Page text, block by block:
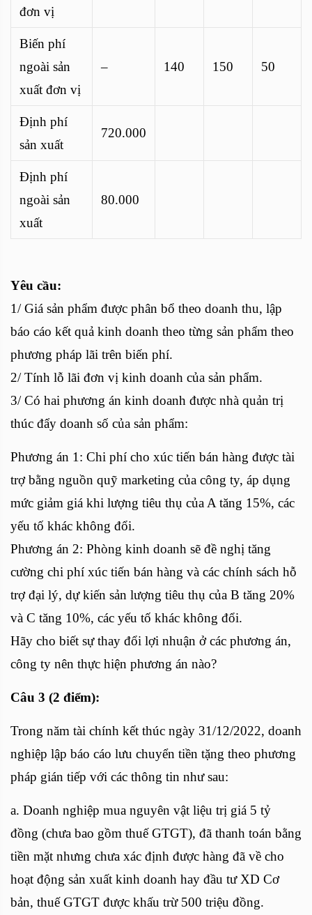
đơn vị
Biến phí
ngoài sản
xuất đơn vị
– 140 150 50
Định phí
sản xuất
720.000
Định phí
ngoài sản
xuất
80.000
Yêu cầu:
1/ Giá sản phẩm được phân bổ theo doanh thu, lập
báo cáo kết quả kinh doanh theo từng sản phẩm theo
phương pháp lãi trên biến phí.
2/ Tính lỗ lãi đơn vị kinh doanh của sản phẩm.
3/ Có hai phương án kinh doanh được nhà quản trị
thúc đẩy doanh số của sản phẩm:
Phương án 1: Chi phí cho xúc tiến bán hàng được tài
trợ bằng nguồn quỹ marketing của công ty, áp dụng
mức giảm giá khi lượng tiêu thụ của A tăng 15%, các
yếu tố khác không đổi.
Phương án 2: Phòng kinh doanh sẽ đề nghị tăng
cường chi phí xúc tiến bán hàng và các chính sách hỗ
trợ đại lý, dự kiến sản lượng tiêu thụ của B tăng 20%
và C tăng 10%, các yếu tố khác không đổi.
Hãy cho biết sự thay đổi lợi nhuận ở các phương án,
công ty nên thực hiện phương án nào?
Câu 3 (2 điểm):
Trong năm tài chính kết thúc ngày 31/12/2022, doanh
nghiệp lập báo cáo lưu chuyển tiền tặng theo phương
pháp gián tiếp với các thông tin như sau:
a. Doanh nghiệp mua nguyên vật liệu trị giá 5 tỷ
đồng (chưa bao gồm thuế GTGT), đã thanh toán bằng
tiền mặt nhưng chưa xác định được hàng đã về cho
hoạt động sản xuất kinh doanh hay đầu tư XD Cơ
bản, thuế GTGT được khấu trừ 500 triệu đồng.